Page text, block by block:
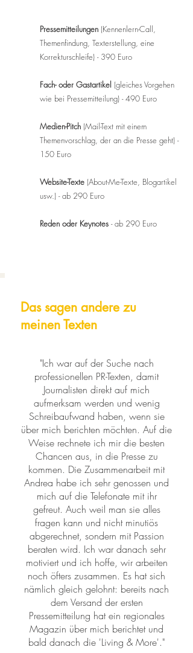
Pressemitteilungen (Kennenlern-Call,
Themenfindung, Texterstellung, eine
Korrekturschleife) - 390 Euro
Fach- oder Gastartikel (gleiches Vorgehen
wie bei Pressemitteilung) - 490 Euro
Medien-Pitch (Mail-Text mit einem
Themenvorschlag, der an die Presse geht) -
150 Euro
Website-Texte (About-Me-Texte, Blogartikel
usw.) - ab 290 Euro
Reden oder Keynotes - ab 290 Euro
Das sagen andere zu
meinen Texten
"Ich war auf der Suche nach
professionellen PR-Texten, damit
Journalisten direkt auf mich
aufmerksam werden und wenig
Schreibaufwand haben, wenn sie
über mich berichten möchten. Auf die
Weise rechnete ich mir die besten
Chancen aus, in die Presse zu
kommen. Die Zusammenarbeit mit
Andrea habe ich sehr genossen und
mich auf die Telefonate mit ihr
gefreut. Auch weil man sie alles
fragen kann und nicht minutiös
abgerechnet, sondern mit Passion
beraten wird. Ich war danach sehr
motiviert und ich hoffe, wir arbeiten
noch öfters zusammen. Es hat sich
nämlich gleich gelohnt: bereits nach
dem Versand der ersten
Pressemitteilung hat ein regionales
Magazin über mich berichtet und
bald danach die 'Living & More'."